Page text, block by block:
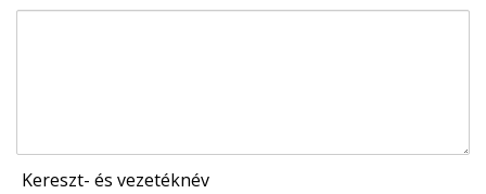
Kereszt- és vezetéknév